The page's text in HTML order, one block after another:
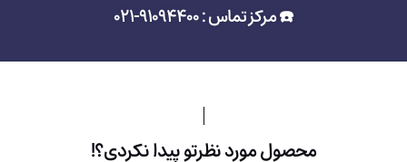
☎️ مرکز تماس : 91094400-021
محصول مورد نظرتو پیدا نکردی؟!